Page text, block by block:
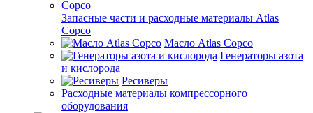
Запасные части и расходные материалы Atlas
Copco
Масло Atlas Copco
Генераторы азота
и кислорода
Ресиверы
Расходные материалы компрессорного
оборудования